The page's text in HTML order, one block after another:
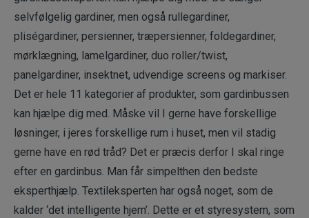
selvfølgelig gardiner, men også rullegardiner,
pliségardiner, persienner, træpersienner, foldegardiner,
mørklægning, lamelgardiner, duo roller/twist,
panelgardiner, insektnet, udvendige screens og markiser.
Det er hele 11 kategorier af produkter, som gardinbussen
kan hjælpe dig med. Måske vil I gerne have forskellige
løsninger, i jeres forskellige rum i huset, men vil stadig
gerne have en rød tråd? Det er præcis derfor I skal ringe
efter en gardinbus. Man får simpelthen den bedste
eksperthjælp. Textileksperten har også noget, som de
kalder ‘det intelligente hjem’. Dette er et styresystem, som